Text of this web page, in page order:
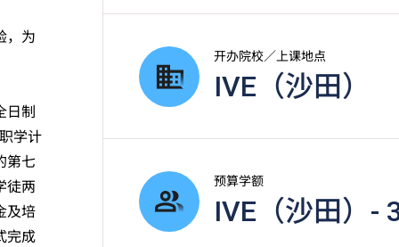
，为
日制
学计
第七
徒两
及培
完成
开办院校／上课地点
IVE（沙田）
预算学额
IVE（沙田）-